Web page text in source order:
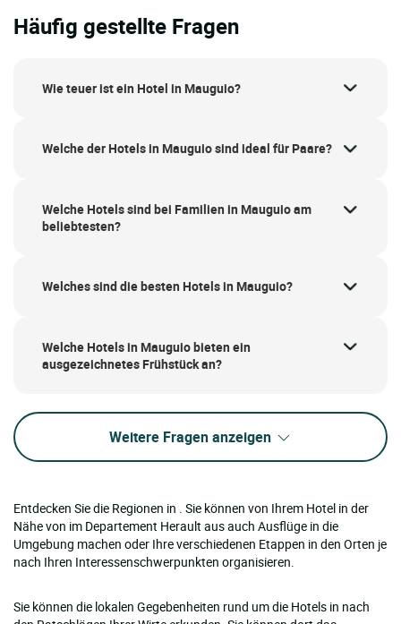
Häufig gestellte Fragen
Wie teuer ist ein Hotel in Mauguio?
Welche der Hotels in Mauguio sind ideal für Paare?
Welche Hotels sind bei Familien in Mauguio am
beliebtesten?
Welches sind die besten Hotels in Mauguio?
Welche Hotels in Mauguio bieten ein
ausgezeichnetes Frühstück an?
Weitere Fragen anzeigen
Entdecken Sie die Regionen in . Sie können von Ihrem Hotel in der
Nähe von im Departement Herault aus auch Ausflüge in die
Umgebung machen oder Ihre verschiedenen Etappen in den Orten je
nach Ihren Interessenschwerpunkten organisieren.
Sie können die lokalen Gegebenheiten rund um die Hotels in nach